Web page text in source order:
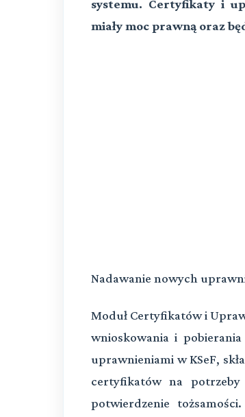
systemu. Certyfikaty i
miały moc prawną oraz
Nadawanie nowych
Moduł Certyfikatów i
wnioskowania i
uprawnieniami w KSeF,
certyfikatów na
potwierdzenie